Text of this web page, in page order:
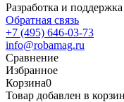
Разработка и
Обратная связь
+7 (495) 646-03-73
info@robamag.ru
Сравнение
Избранное
Корзина0
Товар добавлен в